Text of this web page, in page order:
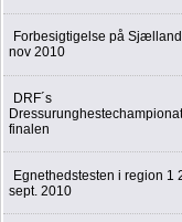
Forbesigtigelse på
nov 2010
DRF´s
finalen
Egnethedstesten i region 1
sept. 2010